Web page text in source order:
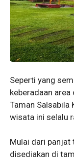
Seperti yang
keberadaan
Taman Salsabila
wisata ini selalu
Mulai dari panjat
disediakan di